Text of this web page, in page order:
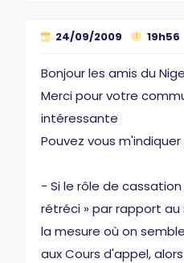
24/09/2009 19h56
Bonjour les amis du
Merci pour votre
intéressante
Pouvez vous m'indiquer
- Si le rôle de
rétréci » par rapport
la mesure où on
aux Cours d'appel,